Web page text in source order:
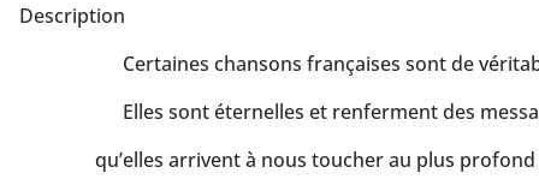
Description
Certaines chansons françaises sont de
Elles sont éternelles et renferment des
qu’elles arrivent à nous toucher au plus